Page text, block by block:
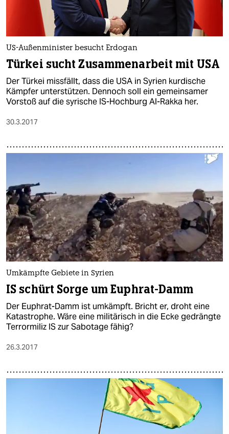
US-Außenminister besucht Erdogan
Türkei sucht Zusammenarbeit mit USA
Der Türkei missfällt, dass die USA in Syrien kurdische
Kämpfer unterstützen. Dennoch soll ein gemeinsamer
Vorstoß auf die syrische IS-Hochburg Al-Rakka her.
30.3.2017
Umkämpfte Gebiete in Syrien
IS schürt Sorge um Euphrat-Damm
Der Euphrat-Damm ist umkämpft. Bricht er, droht eine
Katastrophe. Wäre eine militärisch in die Ecke gedrängte
Terrormiliz IS zur Sabotage fähig?
26.3.2017